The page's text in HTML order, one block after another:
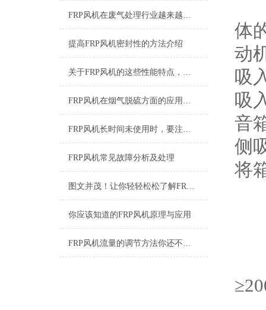
FRP风机在废气处理行业越来越受欢迎了
提高FRP风机密封性的方法介绍
关于FRP风机的这些性能特点，你了解多少？
FRP风机在烟气脱硫方面的应用分析
FRP风机长时间未使用时，要注意做好以下保养
FRP风机常见故障分析及处理
图文并茂！让你轻轻松松了解FRP风机
你应该知道的FRP风机原理与应用
FRP风机流量的调节方法你还不知道吗？
体
动
吸
吸
音
侧
将